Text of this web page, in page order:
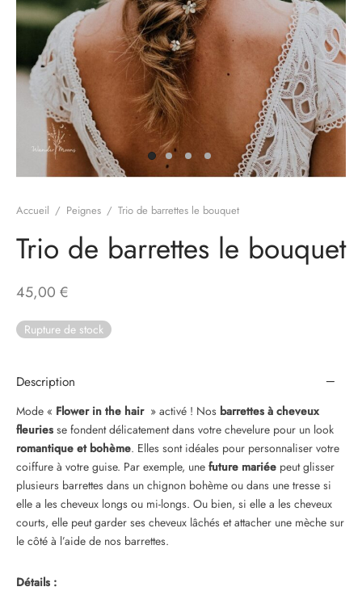
Accueil / Peignes / Trio de barrettes le bouquet
Trio de barrettes le bouquet
45,00 €
Rupture de stock
Description
Mode « Flower in the hair» activé ! Nos barrettes à cheveux
fleuries se fondent délicatement dans votre chevelure pour un look
romantique et bohème. Elles sont idéales pour personnaliser votre
coiffure à votre guise. Par exemple, une future mariée peut glisser
plusieurs barrettes dans un chignon bohème ou dans une tresse si
elle a les cheveux longs ou mi-longs. Ou bien, si elle a les cheveux
courts, elle peut garder ses cheveux lâchés et attacher une mèche sur
le côté à l’aide de nos barrettes.
Détails :